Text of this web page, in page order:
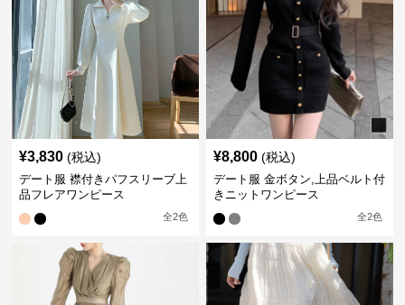
¥3,830 (税込)
デート服 襟付きパフスリーブ上
品フレアワンピース
全2色
¥8,800 (税込)
デート服 金ボタン,上品ベルト付
きニットワンピース
全2色